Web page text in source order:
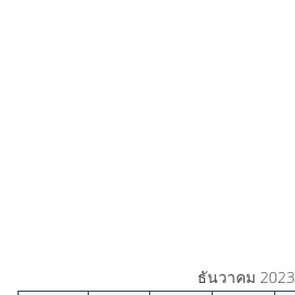
ธันวาคม 2023